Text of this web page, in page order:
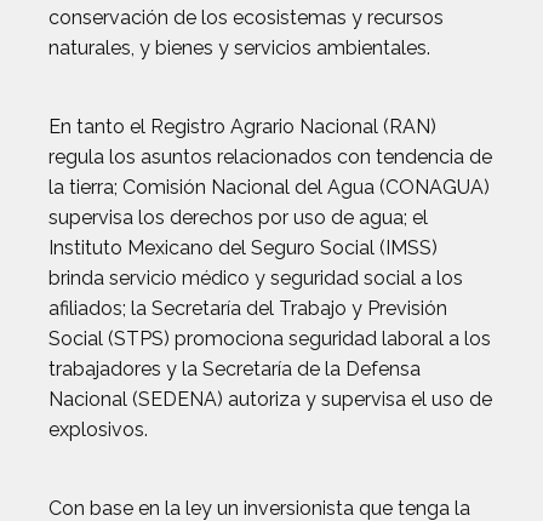
conservación de los ecosistemas y recursos
naturales, y bienes y servicios ambientales.
En tanto el Registro Agrario Nacional (RAN)
regula los asuntos relacionados con tendencia de
la tierra; Comisión Nacional del Agua (CONAGUA)
supervisa los derechos por uso de agua; el
Instituto Mexicano del Seguro Social (IMSS)
brinda servicio médico y seguridad social a los
afiliados; la Secretaría del Trabajo y Previsión
Social (STPS) promociona seguridad laboral a los
trabajadores y la Secretaría de la Defensa
Nacional (SEDENA) autoriza y supervisa el uso de
explosivos.
Con base en la ley un inversionista que tenga la